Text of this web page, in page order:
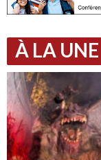
À LA UNE